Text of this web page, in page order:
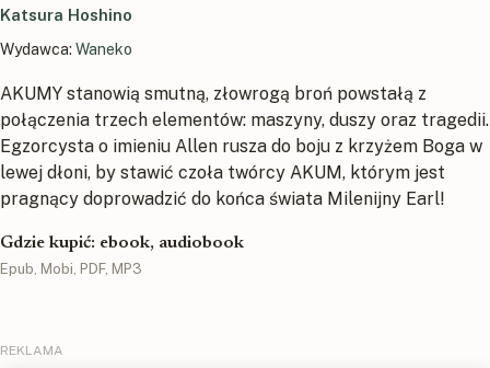
Katsura Hoshino
Wydawca: Waneko
AKUMY stanowią smutną, złowrogą broń powstałą z
połączenia trzech elementów: maszyny, duszy oraz tragedii.
Egzorcysta o imieniu Allen rusza do boju z krzyżem Boga w
lewej dłoni, by stawić czoła twórcy AKUM, którym jest
pragnący doprowadzić do końca świata Milenijny Earl!
Gdzie kupić: ebook, audiobook
Epub, Mobi, PDF, MP3